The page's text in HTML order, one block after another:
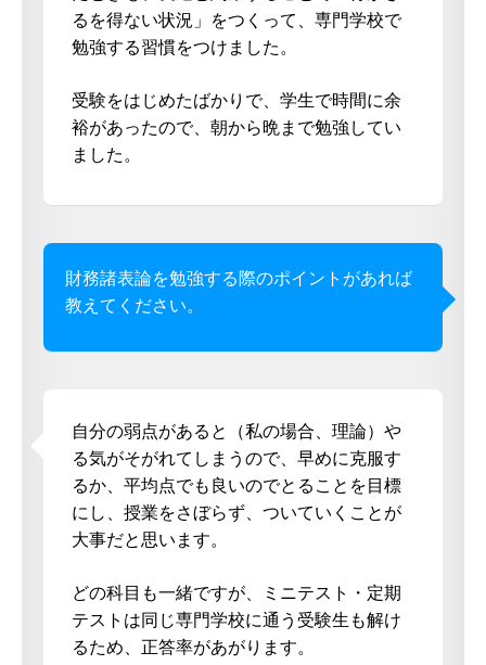
るを得ない状況」をつくって、専門学校で
勉強する習慣をつけました。
受験をはじめたばかりで、学生で時間に余
裕があったので、朝から晩まで勉強してい
ました。
財務諸表論を勉強する際のポイントがあれば
教えてください。
自分の弱点があると（私の場合、理論）や
る気がそがれてしまうので、早めに克服す
るか、平均点でも良いのでとることを目標
にし、授業をさぼらず、ついていくことが
大事だと思います。
どの科目も一緒ですが、ミニテスト・定期
テストは同じ専門学校に通う受験生も解け
るため、正答率があがります。